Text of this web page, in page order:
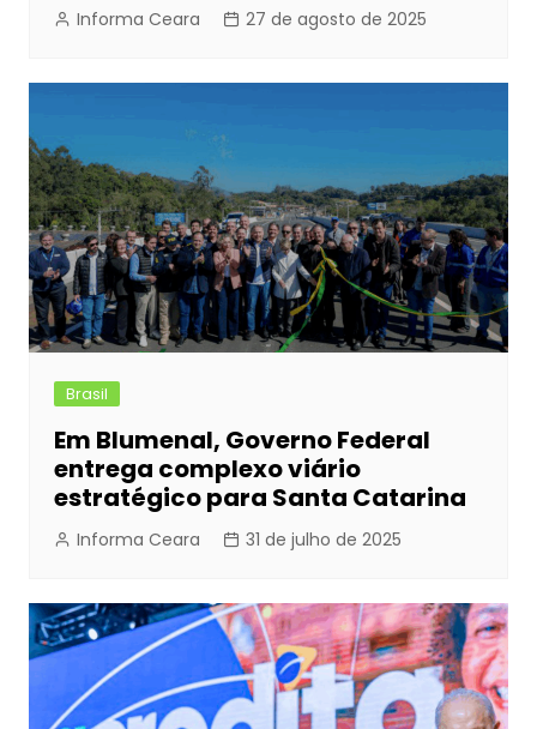
Informa Ceara 27 de agosto de 2025
Brasil
Em Blumenal, Governo Federal
entrega complexo viário
estratégico para Santa Catarina
Informa Ceara 31 de julho de 2025